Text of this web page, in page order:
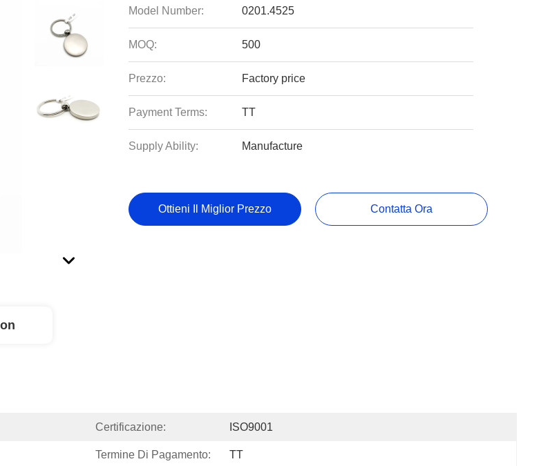
Model Number: 0201.4525
MOQ: 500
Prezzo: Factory price
Payment Terms: TT
Supply Ability: Manufacture
Ottieni Il Miglior Prezzo Contatta Ora
Certificazione: ISO9001
Termine Di Pagamento: TT